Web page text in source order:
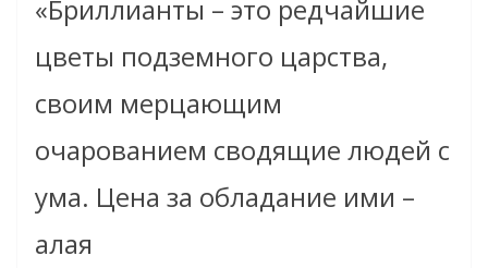
«Бриллианты – это редчайшие
цветы подземного царства,
своим мерцающим
очарованием сводящие людей с
ума. Цена за обладание ими –
алая